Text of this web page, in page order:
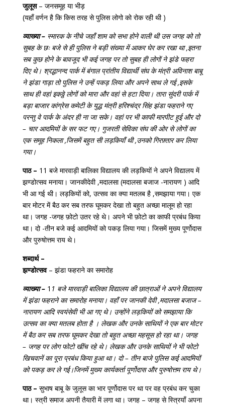
जुलूस– जनसमूह या भीड़
(यहाँ वर्णन है कि किस तरह से पुलिस लोगो को रोक रही थी )
व्याख्या – स्मारक के नीचे जहाँ शाम को सभा होने वाली थी उस जगह को तो
सुबह के छः बजे से ही पुलिस ने बड़ी संख्या में आकर घेर कर रखा था ,इतना
सब कुछ होने के बावजूद भी कई जगह पर तो सुबह ही लोगों ने झंडे फहरा
दिए थे। श्रद्धानन्द पार्क में बंगाल प्रांतीय विद्यार्थी संघ के मंत्री अविनाश बाबू
ने झंडा गाड़ा तो पुलिस ने उन्हें पकड़ लिया और अपने साथ ले गई ,इसके
साथ ही वहां इकठ्ठे लोगों को मारा और वहां से हटा दिया। तारा सुंदरी पार्क में
बड़ा बाजार कांग्रेस कमेटी के युद्ध मंत्री हरिश्चंद्र सिंह झंडा फहराने गए
परन्तु वे पार्क के अंदर ही ना जा सके। वहां पर भी काफी मारपीट हुई और दो
– चार आदमियों के सर फट गए। गुजरती सेविका संघ की ओर से लोगों का
एक समूह निकला ,जिसमें बहुत सी लड़कियाँ थी ,उनको गिरफ़्तार कर लिया
गया।
पाठ – 11 बजे मारवाड़ी बालिका विद्यालय की लड़कियों ने अपने विद्यालय में
झण्डोत्सव मनाया। जानकीदेवी ,मदालसा (मदालसा बजाज -नारायण ) आदि
भी आ गई थी। लड़कियों को, उत्सव का क्या मतलब है ,समझाया गया। एक
बार मोटर में बैठ कर सब तरफ घूमकर देखा तो बहुत अच्छा मालूम हो रहा
था। जगह -जगह फ़ोटो उतर रहे थे। अपने भी फ़ोटो का काफी प्रबंध किया
था। दो -तीन बजे कई आदमियों को पकड़ लिया गया। जिसमें मुख्य पूर्णोदास
और पुरुषोत्तम राय थे।
शब्दार्थ –
झण्डोत्सव– झंडा फहराने का समारोह
व्याख्या – 1 1 बजे मारवाड़ी बालिका विद्यालय की छात्राओं ने अपने विद्यालय
में झंडा फहराने का समारोह मनाया। वहाँ पर जानकी देवी ,मदालसा बजाज –
नारायण आदि स्वयंसेवी भी आ गए थे। उन्होंने लड़कियों को समझाया कि
उत्सव का क्या मतलब होता है । लेखक और उनके साथियों ने एक बार मोटर
में बैठ कर सब तरफ घूमकर देखा तो बहुत अच्छा महसूस हो रहा था। जगह
– जगह पर लोग फोटो खींच रहे थे। लेखक और उनके साथियों ने भी फोटो
खिचवानें का पूरा प्रबंध किया हुआ था। दो – तीन बाजे पुलिस कई आदमियों
को पकड़ कर ले गई।जिनमें मुख्य कार्यकर्ता पूर्णोदास और पुरुषोत्तम राय थे।
पाठ – सुभाष बाबू के जुलूस का भार पूर्णोदास पर था पर वह प्रबंध कर चुका
था। स्त्री समाज अपनी तैयारी में लगा था। जगह – जगह से स्त्रियाँ अपना